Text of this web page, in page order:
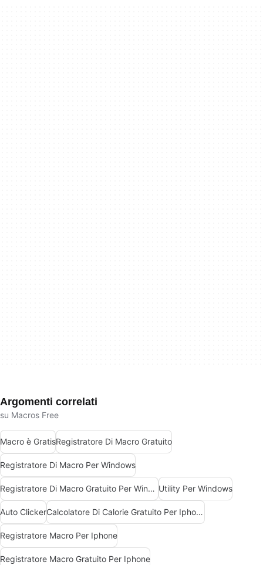
Argomenti correlati
su Macros Free
Macro è GratisRegistratore Di Macro Gratuito
Registratore Di Macro Per Windows
Registratore Di Macro Gratuito Per Windows Utility Per Windows
Auto Clicker Calcolatore Di Calorie Gratuito Per Iphone
Registratore Macro Per Iphone
Registratore Macro Gratuito Per Iphone